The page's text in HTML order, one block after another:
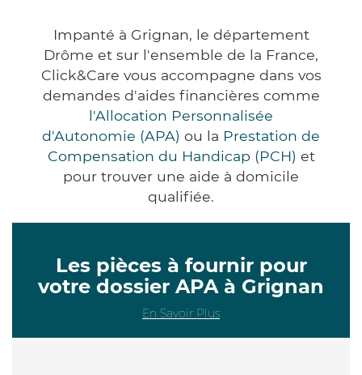
Impanté à Grignan, le département
Drôme et sur l'ensemble de la France,
Click&Care vous accompagne dans vos
demandes d'aides financières comme
l'Allocation Personnalisée
d'Autonomie (APA) ou la Prestation de
Compensation du Handicap (PCH) et
pour trouver une aide à domicile
qualifiée.
Les pièces à fournir pour
votre dossier APA à Grignan
En Savoir Plus